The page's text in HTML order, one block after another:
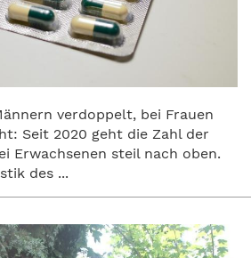
verdoppelt, bei Frauen
Seit 2020 geht die Zahl der
Erwachsenen steil nach oben.
des ...